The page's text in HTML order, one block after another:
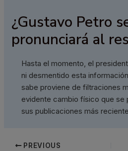
¿Gustavo Petro
pronunciará al
Hasta el momento, el
ni desmentido esta
sabe proviene de filtraciones
evidente cambio físico que se
sus publicaciones más
PREVIOUS